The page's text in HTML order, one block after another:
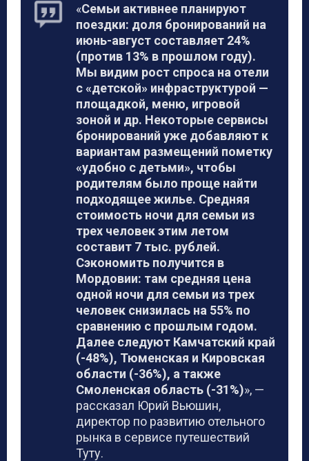
«Семьи активнее планируют
поездки: доля бронирований на
июнь-август составляет 24%
(против 13% в прошлом году).
Мы видим рост спроса на отели
с «детской» инфраструктурой —
площадкой, меню, игровой
зоной и др. Некоторые сервисы
бронирований уже добавляют к
вариантам размещений пометку
«удобно с детьми», чтобы
родителям было проще найти
подходящее жилье. Средняя
стоимость ночи для семьи из
трех человек этим летом
составит 7 тыс. рублей.
Сэкономить получится в
Мордовии: там средняя цена
одной ночи для семьи из трех
человек снизилась на 55% по
сравнению с прошлым годом.
Далее следуют Камчатский край
(-48%), Тюменская и Кировская
области (-36%), а также
Смоленская область (-31%)», —
рассказал Юрий Вьюшин,
директор по развитию отельного
рынка в сервисе путешествий
Туту.